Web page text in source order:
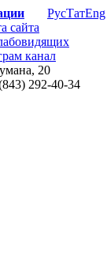
РусТатEng
20
292-40-34